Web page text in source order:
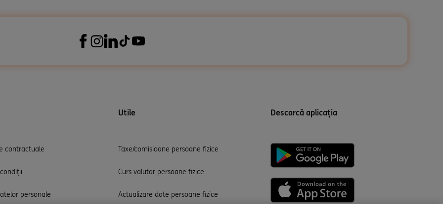
contractuale
personale
Utile
Taxe/comisioane persoane fizice
Curs valutar persoane fizice
Actualizare date persoane fizice
Descarcă aplicația